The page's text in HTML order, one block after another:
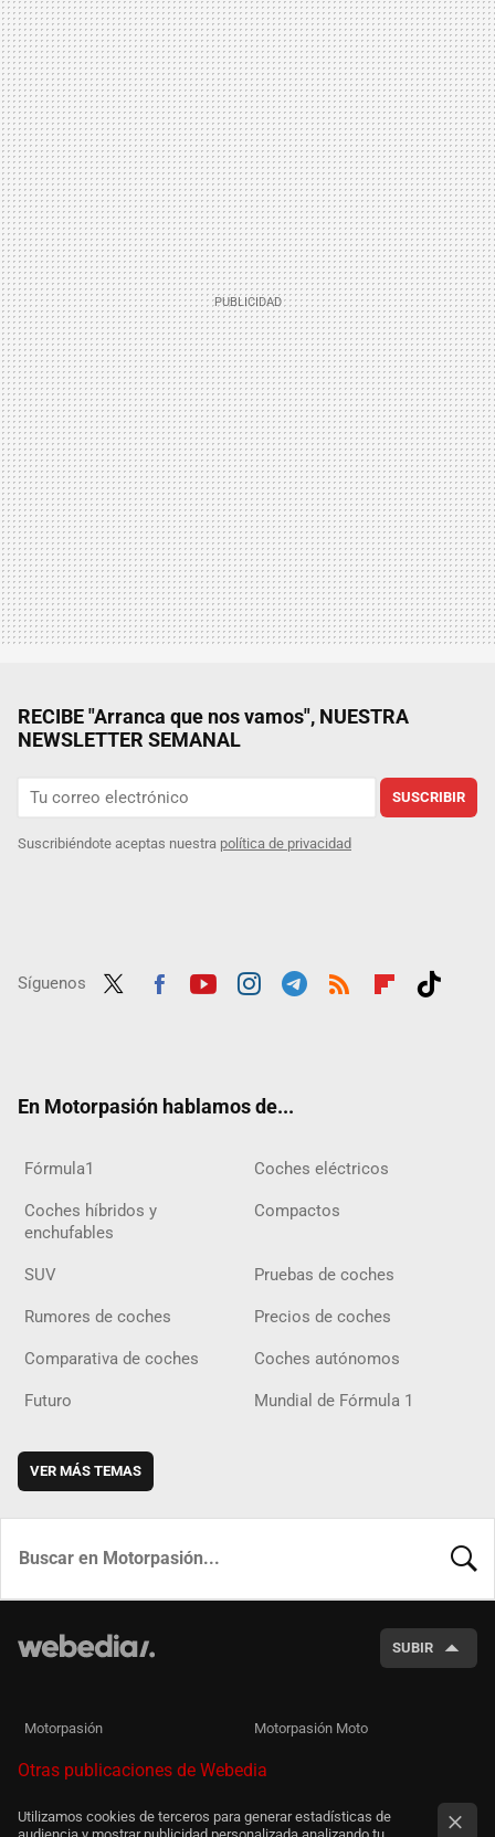
RECIBE "Arranca que nos vamos", NUESTRA
NEWSLETTER SEMANAL
SUSCRIBIR
Suscribiéndote aceptas nuestra política de privacidad
Síguenos
En Motorpasión hablamos de...
Fórmula1 Coches eléctricos
Coches híbridos y
enchufables
Compactos
SUV Pruebas de coches
Rumores de coches Precios de coches
Comparativa de coches Coches autónomos
Futuro Mundial de Fórmula 1
VER MÁS TEMAS
SUBIR
Motorpasión Motorpasión Moto
Otras publicaciones de Webedia
Utilizamos cookies de terceros para generar estadísticas de